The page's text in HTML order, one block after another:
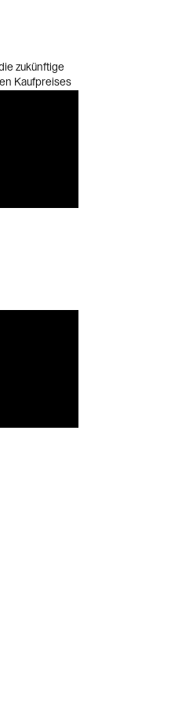
zukünftige
Kaufpreises